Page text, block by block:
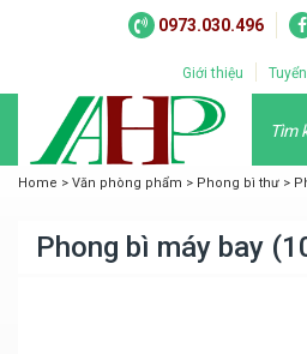
0973.030.496
Giới thiệu
Home > Văn phòng phẩm > Phong bì thư >
Phong bì máy bay